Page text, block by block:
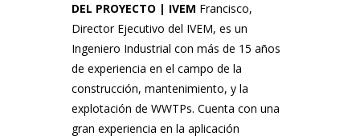
DEL PROYECTO | IVEM Francisco,
Director Ejecutivo del IVEM, es un
Ingeniero Industrial con más de 15 años
de experiencia en el campo de la
construcción, mantenimiento, y la
explotación de WWTPs. Cuenta con una
gran experiencia en la aplicación